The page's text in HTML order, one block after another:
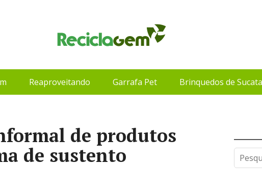
Reaproveitando Garrafa Pet Brinquedos de Sucata
de produtos
de sustento